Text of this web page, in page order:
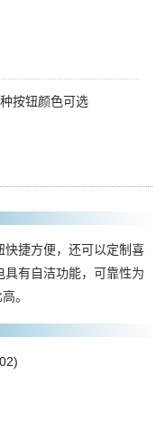
按钮颜色可选
捷方便，还可以定制喜
有自洁功能，可靠性为
。